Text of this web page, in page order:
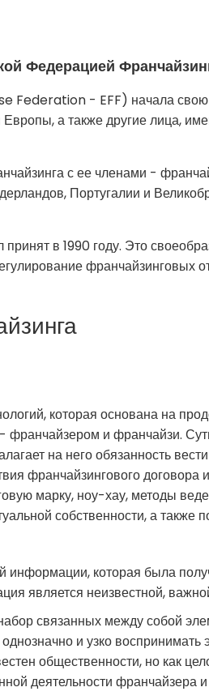
Федерацией
- EFF) начала свою
а также другие лица,
с ее членами -
Португалии и
в 1990 году. Это
франчайзинговых
которая основана на
и франчайзи.
на него обязанность
франчайзингового
марку, ноу-хау, методы
собственности, а также
информации, которая была
является неизвестной,
связанных между собой
и узко воспринимать
общественности, но как
деятельности франчайзера